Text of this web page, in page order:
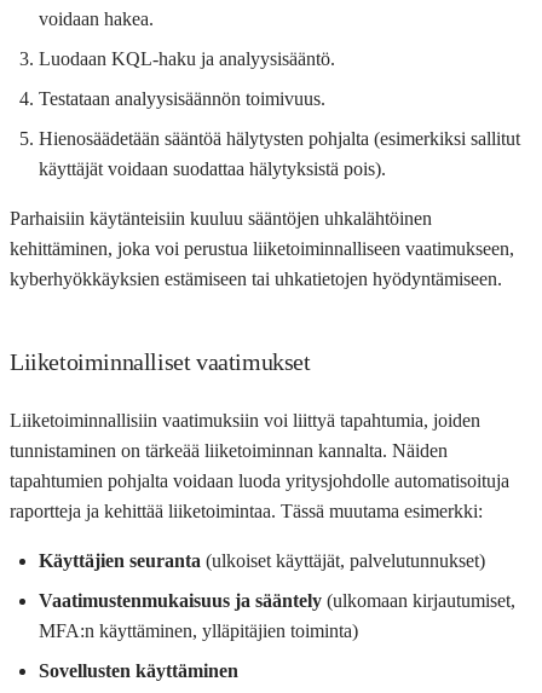
voidaan hakea.
Luodaan KQL-haku ja analyysisääntö.
Testataan analyysisäännön toimivuus.
Hienosäädetään sääntöä hälytysten pohjalta (esimerkiksi sallitut
käyttäjät voidaan suodattaa hälytyksistä pois).
Parhaisiin käytänteisiin kuuluu sääntöjen uhkalähtöinen
kehittäminen, joka voi perustua liiketoiminnalliseen vaatimukseen,
kyberhyökkäyksien estämiseen tai uhkatietojen hyödyntämiseen.
Liiketoiminnalliset vaatimukset
Liiketoiminnallisiin vaatimuksiin voi liittyä tapahtumia, joiden
tunnistaminen on tärkeää liiketoiminnan kannalta. Näiden
tapahtumien pohjalta voidaan luoda yritysjohdolle automatisoituja
raportteja ja kehittää liiketoimintaa. Tässä muutama esimerkki:
Käyttäjien seuranta (ulkoiset käyttäjät, palvelutunnukset)
Vaatimustenmukaisuus ja sääntely (ulkomaan kirjautumiset,
MFA:n käyttäminen, ylläpitäjien toiminta)
Sovellusten käyttäminen